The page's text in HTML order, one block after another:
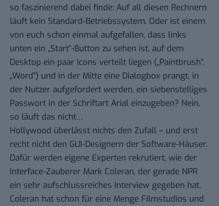
so faszinierend dabei finde: Auf all diesen Rechnern
läuft kein Standard-Betriebssystem. Oder ist einem
von euch schon einmal aufgefallen, dass links
unten ein „Start“-Button zu sehen ist, auf dem
Desktop ein paar Icons verteilt liegen („Paintbrush“,
„Word“) und in der Mitte eine Dialogbox prangt, in
der Nutzer aufgefordert werden, ein siebenstelliges
Passwort in der Schriftart Arial einzugeben? Nein,
so läuft das nicht…
Hollywood überlässt nichts den Zufall – und erst
recht nicht den GUI-Designern der Software-Häuser.
Dafür werden eigene Experten rekrutiert, wie der
Interface-Zauberer Mark Coleran, der gerade NPR
ein sehr aufschlussreiches Interview gegeben hat.
Coleran hat schon für eine Menge Filmstudios und